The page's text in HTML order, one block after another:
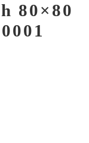
80×80